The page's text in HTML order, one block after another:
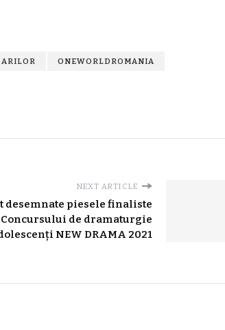
ONEWORLDROMANIA
NEXT ARTICLE
desemnate piesele finaliste
Concursului de dramaturgie
NEW DRAMA 2021